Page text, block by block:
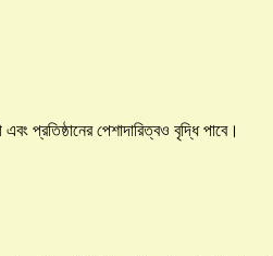
প্রতিষ্ঠানের পেশাদারিত্বও বৃদ্ধি পাবে।